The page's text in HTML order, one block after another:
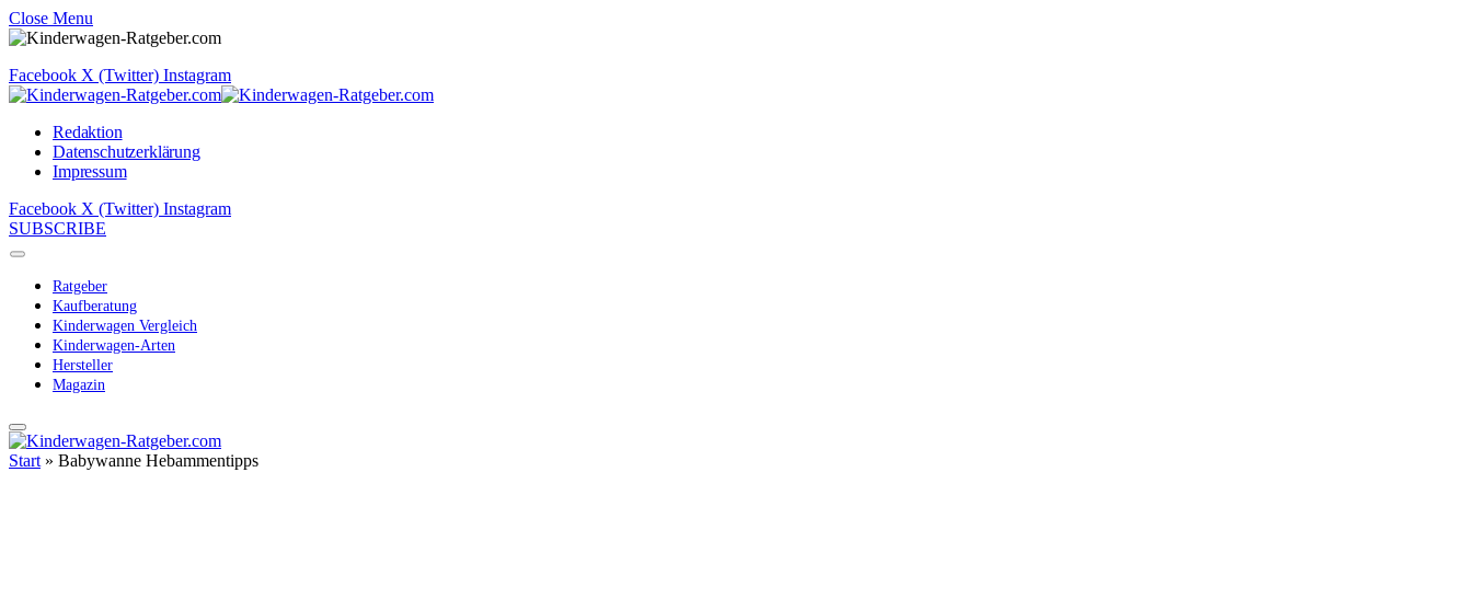
Close Menu
Facebook X (Twitter) Instagram
Redaktion
Datenschutzerklärung
Impressum
Facebook X (Twitter) Instagram
SUBSCRIBE
Ratgeber
Kaufberatung
Kinderwagen Vergleich
Kinderwagen-Arten
Hersteller
Magazin
Start » Babywanne Hebammentipps